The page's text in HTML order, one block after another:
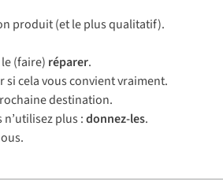
produit (et le plus qualitatif).
(faire) réparer.
si cela vous convient vraiment.
destination.
n’utilisez plus :donnez-les.